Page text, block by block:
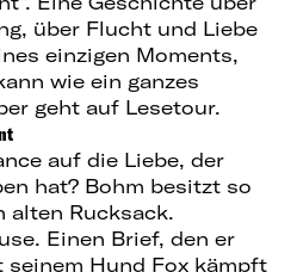
über Flucht und Liebe
einzigen Moments,
wie ein ganzes
geht auf Lesetour.
auf die Liebe, der
hat? Bohm besitzt so
alten Rucksack.
Einen Brief, den er
Hund Fox kämpft